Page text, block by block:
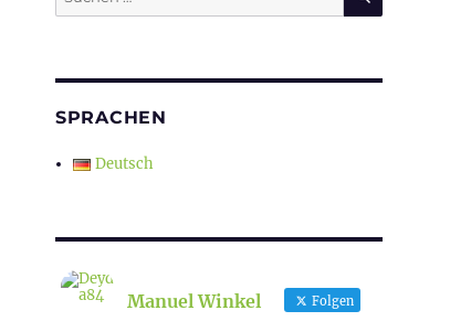
nach:
SPRACHEN
Deutsch
Manuel Winkel Folgen